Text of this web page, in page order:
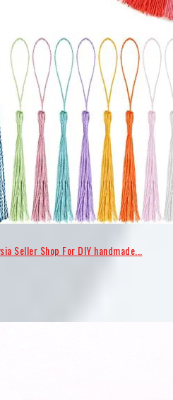
Seller Shop For DIY handmade...